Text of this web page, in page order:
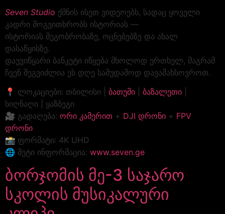
Seven Studio ქმნის ისეთ ვიდეოებს, სადაც ყოველი
კადრი მოგვითხრობს ისტორიას —
ისტორიას მეგობრობაზე, ოცნებებზე და ახალ
დასაწყისზე.
დაუვიწყარი ბანკეტი იწყება მხოლოდ ერთხელ, მაგრამ
ჩვენ შეგვიძლია ეს დღე სამუდამოდ დავამახსოვროთ.
📍 ლოკაციები: თბილისი | ბათუმი ბაზალეთი
სიღნაღი | ყაზბეგი
🎥 გადაღება: ორი კამერით + DJI დრონი + FPV
დრონი
📸 ფორმატი: 4K UHD
🌐 მეტი ინფორმაცია: www.seven.ge
ბორჯომის მე-3 საჯარო
სკოლის მუსიკალური